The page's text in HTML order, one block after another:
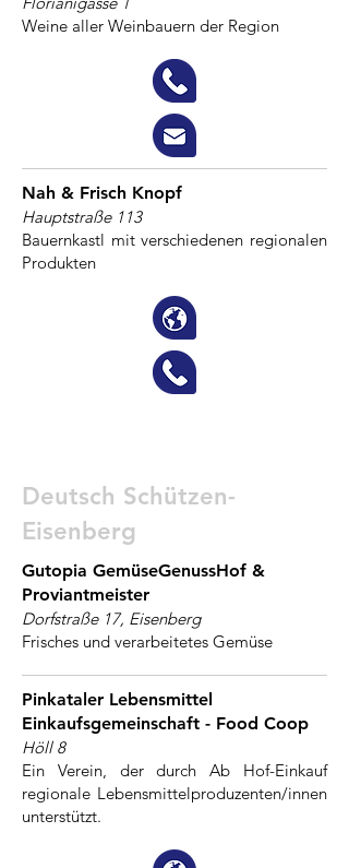
Weine aller Weinbauern der Region
Nah & Frisch Knopf
Hauptstraße 113
Bauernkastl mit verschiedenen regionalen
Produkten
Deutsch Schützen-
Eisenberg
Gutopia GemüseGenussHof &
Proviantmeister
Dorfstraße 17, Eisenberg
Frisches und verarbeitetes Gemüse
Pinkataler Lebensmittel
Einkaufsgemeinschaft - Food Coop
Höll 8
Ein Verein, der durch Ab Hof-Einkauf
regionale Lebensmittelproduzenten/innen
unterstützt.